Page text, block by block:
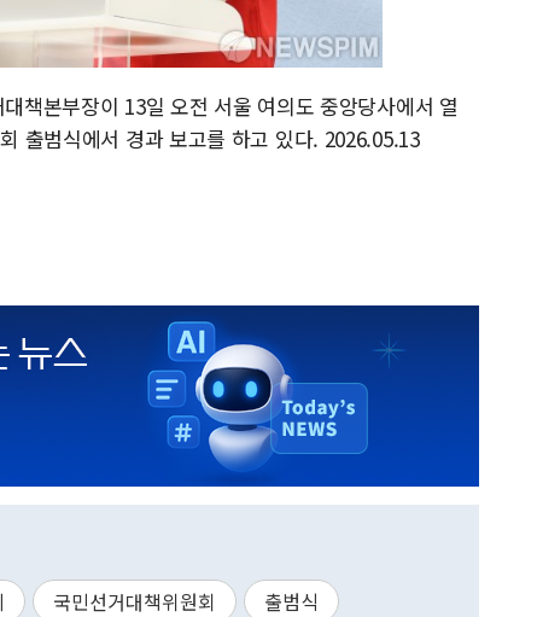
책본부장이 13일 오전 서울 여의도 중앙당사에서 열
출범식에서 경과 보고를 하고 있다. 2026.05.13
국민선거대책위원회
출범식